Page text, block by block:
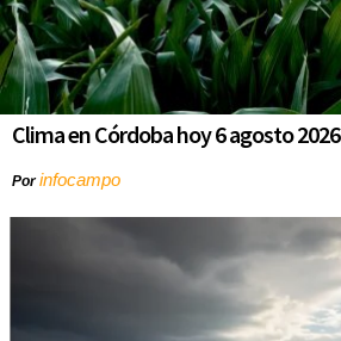
Clima en Córdoba hoy 6 agosto 2026
Porinfocampo